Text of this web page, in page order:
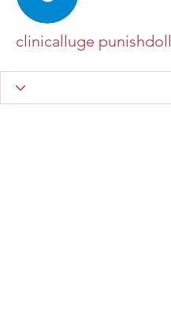
clinicalluge punishdoll